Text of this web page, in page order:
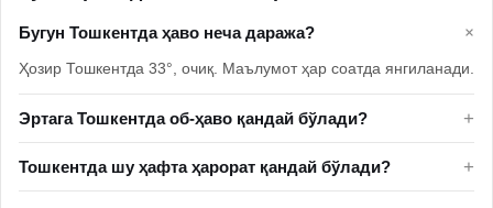
Бугун Тошкентда ҳаво неча даража? +
Ҳозир Тошкентда 33°, очиқ. Маълумот ҳар соатда янгиланади.
Эртага Тошкентда об-ҳаво қандай бўлади? +
Тошкентда шу ҳафта ҳарорат қандай бўлади? +